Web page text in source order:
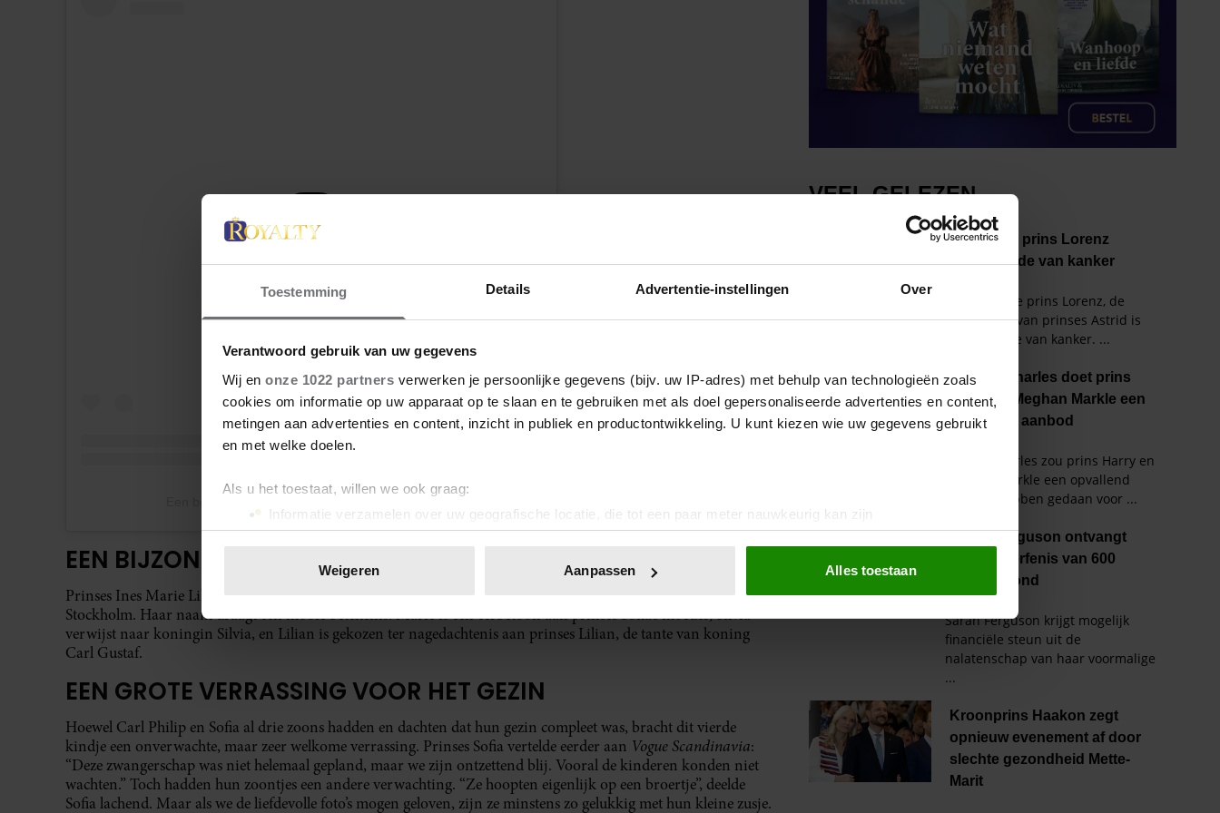
Toestemming Details Advertentie-instellingen Over
Verantwoord gebruik van uw gegevens
Wij en onze 1022 partners verwerken je persoonlijke gegevens (bijv. uw IP-adres) met behulp van technologieën zoals
cookies om informatie op uw apparaat op te slaan en te gebruiken met als doel gepersonaliseerde advertenties en content,
metingen aan advertenties en content, inzicht in publiek en productontwikkeling. U kunt kiezen wie uw gegevens gebruikt
en met welke doelen.
Als u het toestaat, willen we ook graag:
Informatie verzamelen over uw geografische locatie, die tot een paar meter nauwkeurig kan zijn
Uw apparaat identificeren door het actief te scannen op specifieke eigenschappen (fingerprinting)
toestemming op elk moment wijzigen of intrekken in de Cookieverklaring.
We gebruiken cookies om content en advertenties te personaliseren, om functies voor social media te bieden en om ons
websiteverkeer te analyseren. Ook delen we informatie over uw gebruik van onze site met onze partners voor social
verstrekt of die ze hebben verzameld op basis van uw gebruik van hun services. U gaat akkoord met onze cookies als u
Weigeren Aanpassen Alles toestaan
Dit bericht op Instagram bekijken
EEN BIJZONDERE NAAM
Prinses Ines Marie Lilian Silvia werd geboren op 7 februari 2025 in het Danderyd Ziekenhuis, net buiten
Stockholm. Haar naam draagt een mooie betekenis: Marie is een eerbetoon aan prinses Sofia’s moeder, Silvia
verwijst naar koningin Silvia, en Lilian is gekozen ter nagedachtenis aan prinses Lilian, de tante van koning
Carl Gustaf.
EEN GROTE VERRASSING VOOR HET GEZIN
Hoewel Carl Philip en Sofia al drie zoons hadden en dachten dat hun gezin compleet was, bracht dit vierde
kindje een onverwachte, maar zeer welkome verrassing. Prinses Sofia vertelde eerder aan Vogue Scandinavia:
“Deze zwangerschap was niet helemaal gepland, maar we zijn ontzettend blij. Vooral de kinderen konden niet
wachten.” Toch hadden hun zoontjes een andere verwachting. “Ze hoopten eigenlijk op een broertje”, deelde
Sofia lachend. Maar als we de liefdevolle foto’s mogen geloven, zijn ze minstens zo gelukkig met hun kleine zusje.